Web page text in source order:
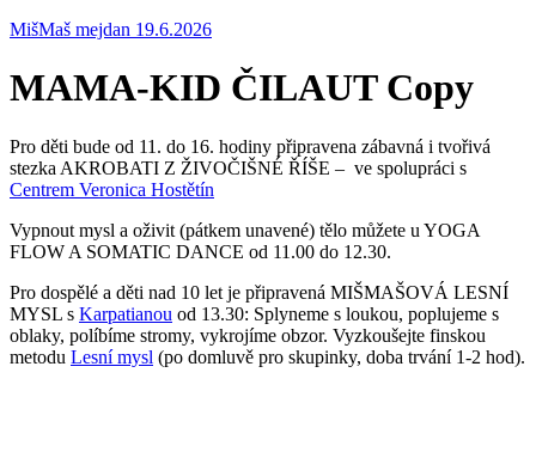
MišMaš mejdan 19.6.2026
MAMA-KID ČILAUT Copy
Pro děti bude od 11. do 16. hodiny připravena zábavná i tvořivá
stezka AKROBATI Z ŽIVOČIŠNÉ ŘÍŠE – ve spolupráci s
Centrem Veronica Hostětín
Vypnout mysl a oživit (pátkem unavené) tělo můžete u YOGA
FLOW A SOMATIC DANCE od 11.00 do 12.30.
Pro dospělé a děti nad 10 let je připravená MIŠMAŠOVÁ LESNÍ
MYSL s Karpatianou od 13.30: Splyneme s loukou, poplujeme s
oblaky, políbíme stromy, vykrojíme obzor. Vyzkoušejte finskou
metodu Lesní mysl (po domluvě pro skupinky, doba trvání 1-2 hod).